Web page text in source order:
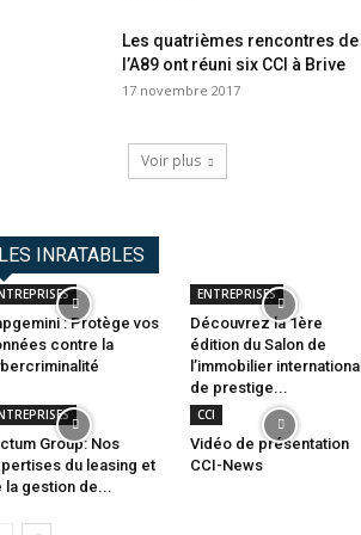
Les quatrièmes rencontres de
l’A89 ont réuni six CCI à Brive
17 novembre 2017
Voir plus
LES INRATABLES
: Protège vos
contre la
ENTREPRISES
Découvrez la 1ère
édition du Salon de
l’immobilier international
de prestige...
Group: Nos
du leasing et
la gestion de...
CCI
Vidéo de présentation
CCI-News